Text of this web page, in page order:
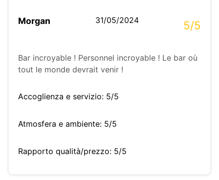
Morgan 31/05/2024 5/5
Bar incroyable ! Personnel incroyable ! Le bar où
tout le monde devrait venir !
Accoglienza e servizio: 5/5
Atmosfera e ambiente: 5/5
Rapporto qualità/prezzo: 5/5